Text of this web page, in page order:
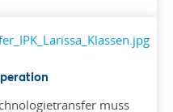
muss